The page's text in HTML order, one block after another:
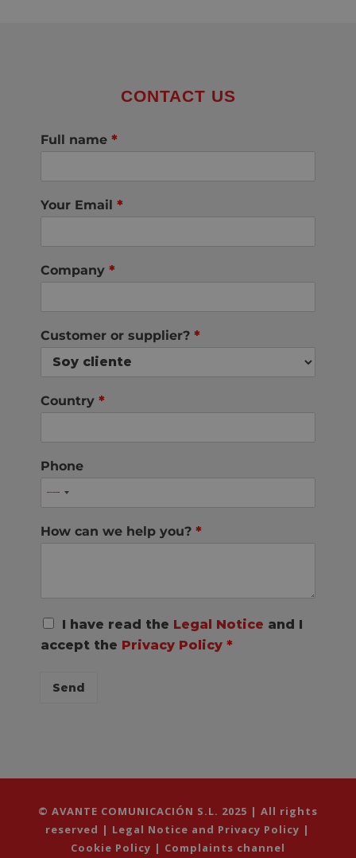
CONTACT US
Full name *
Your Email *
Company *
Customer or supplier? *
Country *
Phone
How can we help you? *
R
P
t
I have read the Legal Notice and I
accept the Privacy Policy *
Send
© AVANTE COMUNICACIÓN S.L. 2025 | All rights
reserved | Legal Notice and Privacy Policy |
Cookie Policy | Complaints channel